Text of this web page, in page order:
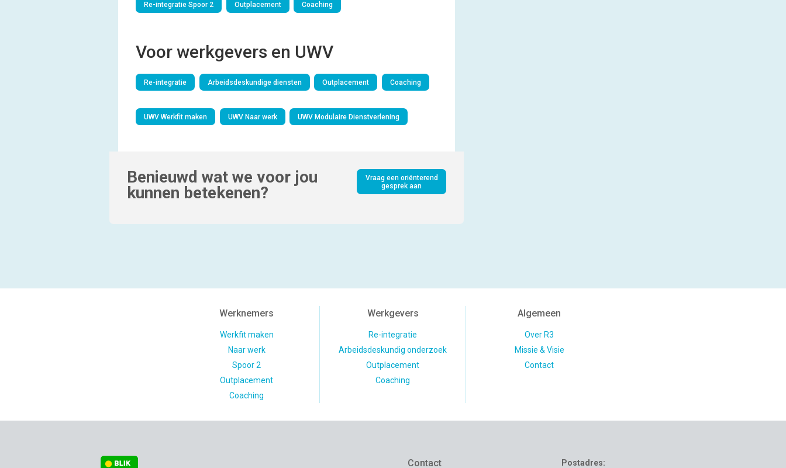
Re-integratie Spoor 2 Outplacement Coaching
Voor werkgevers en UWV
Re-integratie Arbeidsdeskundige diensten Outplacement Coaching
UWV Werkfit maken UWV Naar werk UWV Modulaire Dienstverlening
Benieuwd wat we voor jou
kunnen betekenen?
Vraag een oriënterend
gesprek aan
Werknemers
Werkfit maken
Naar werk
Spoor 2
Outplacement
Coaching
Werkgevers
Re-integratie
Arbeidsdeskundig onderzoek
Outplacement
Coaching
Algemeen
Over R3
Missie & Visie
Contact
Contact Postadres: